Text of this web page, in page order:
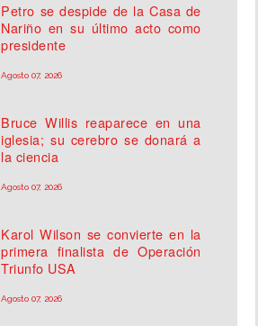
Petro se despide de la Casa de
Nariño en su último acto como
presidente
Agosto 07, 2026
Bruce Willis reaparece en una
iglesia; su cerebro se donará a
la ciencia
Agosto 07, 2026
Karol Wilson se convierte en la
primera finalista de Operación
Triunfo USA
Agosto 07, 2026